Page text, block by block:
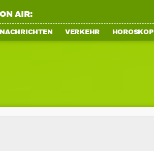
ON AIR:
NACHRICHTEN VERKEHR HOROSKOP